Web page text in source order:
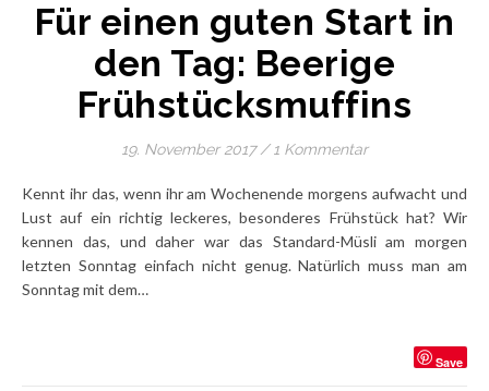
Für einen guten Start in
den Tag: Beerige
Frühstücksmuffins
19. November 2017 / 1 Kommentar
Kennt ihr das, wenn ihr am Wochenende morgens aufwacht und
Lust auf ein richtig leckeres, besonderes Frühstück hat? Wir
kennen das, und daher war das Standard-Müsli am morgen
letzten Sonntag einfach nicht genug. Natürlich muss man am
Sonntag mit dem…
Save